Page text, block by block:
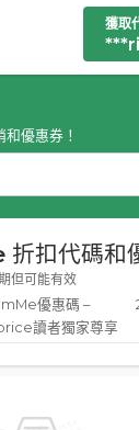
獲取
優惠券！
扣代碼和
但可能有效
優惠碼 –
讀者獨家尊享